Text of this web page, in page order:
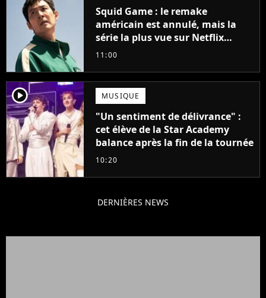
Squid Game : le remake
américain est annulé, mais la
série la plus vue sur Netflix
pourrait avoir une version
11:00
player2 MUSIQUE
"Un sentiment de délivrance" :
cet élève de la Star Academy
balance après la fin de la tournée
10:20
DERNIÈRES NEWS